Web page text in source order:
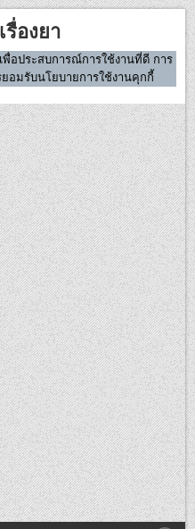
รื่องยา
พื่อประสบการณ์การใช้งานที่ดี การ
ยอมรับนโยบายการใช้งานคุกกี้